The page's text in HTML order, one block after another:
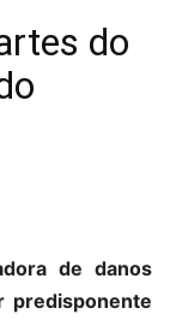
do
de danos
predisponente